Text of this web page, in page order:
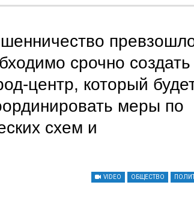
срочно создать
центр, который
меры по
схем и
VIDEO ОБЩЕСТВО